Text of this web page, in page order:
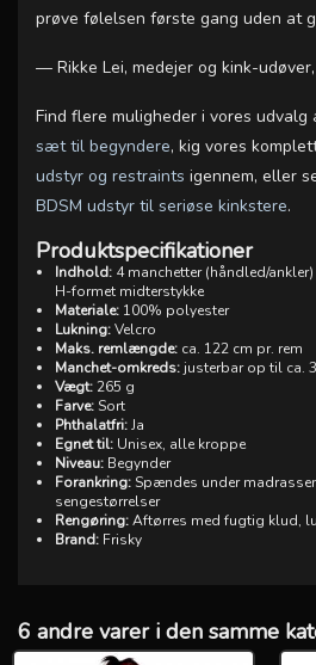
prøve følelsen første gang uden at
— Rikke Lei, medejer og kink-
Find flere muligheder i vores udvalg
sæt til begyndere, kig vores
udstyr og restraints igennem, eller
BDSM udstyr til seriøse kinkstere.
Produktspecifikationer
Indhold: 4 manchetter (håndled/
H-formet midterstykke
Materiale: 100% polyester
Lukning:Velcro
Maks. remlængde: ca. 122 cm pr. rem
Manchet-omkreds:justerbar op til ca.
Vægt:265 g
Farve:Sort
Phthalatfri:Ja
Egnet til: Unisex, alle kroppe
Niveau: Begynder
Forankring:Spændes under
sengestørrelser
Rengøring:Aftørres med fugtig klud,
Brand: Frisky
6 andre varer i den samme